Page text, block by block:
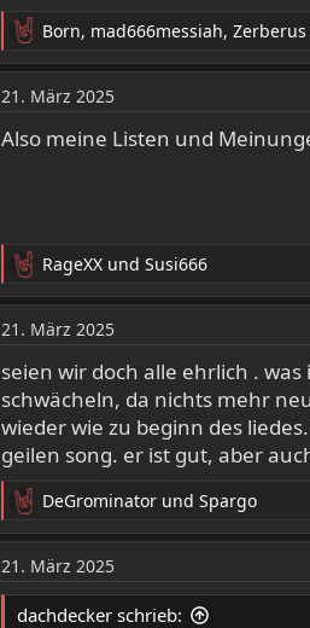
R
e
a
k
t
Born, mad666messiah, Zerberus
21. März 2025
Also meine Listen und
R
e
a
k
t
o
n
e
RageXX und Susi666
21. März 2025
seien wir doch alle ehrlich .
schwächeln, da nichts mehr
wieder wie zu beginn des
geilen song. er ist gut, aber
R
e
a
k
t
DeGrominator und Spargo
21. März 2025
dachdecker schrieb: